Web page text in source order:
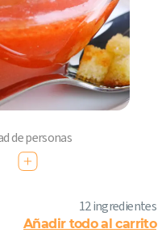
de personas
12 ingredientes
Añadir todo al carrito